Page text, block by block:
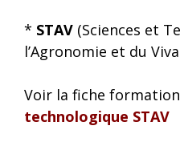
* STAV (Sciences et
l’Agronomie et du
Voir la fiche
technologique STAV